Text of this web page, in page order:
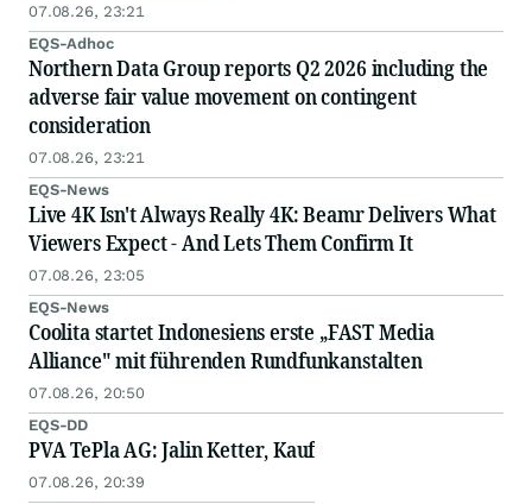
07.08.26, 23:21
EQS-Adhoc
Northern Data Group reports Q2 2026 including the
adverse fair value movement on contingent
consideration
07.08.26, 23:21
EQS-News
Live 4K Isn't Always Really 4K: Beamr Delivers What
Viewers Expect - And Lets Them Confirm It
07.08.26, 23:05
EQS-News
Coolita startet Indonesiens erste „FAST Media
Alliance" mit führenden Rundfunkanstalten
07.08.26, 20:50
EQS-DD
PVA TePla AG: Jalin Ketter, Kauf
07.08.26, 20:39